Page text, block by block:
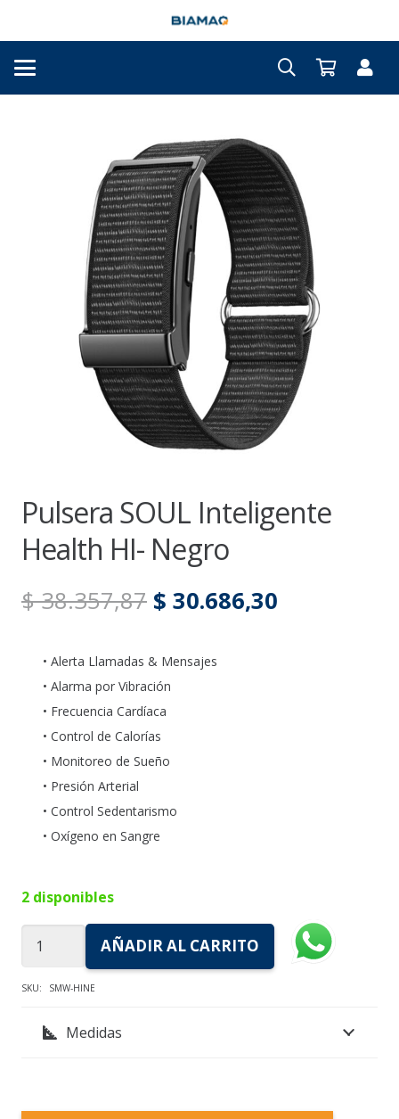
Pulsera SOUL Inteligente
Health HI- Negro
$38.357,87 El
original
era:
$ 38.357,87.
$ 30.686,30
• Alerta Llamadas & Mensajes
• Alarma por Vibración
• Frecuencia Cardíaca
• Control de Calorías
• Monitoreo de Sueño
• Presión Arterial
• Control Sedentarismo
• Oxígeno en Sangre
2 disponibles
Pulsera
SOUL
Inteligente
AÑADIR AL CARRITO
SKU: SMW-HINE
Medidas